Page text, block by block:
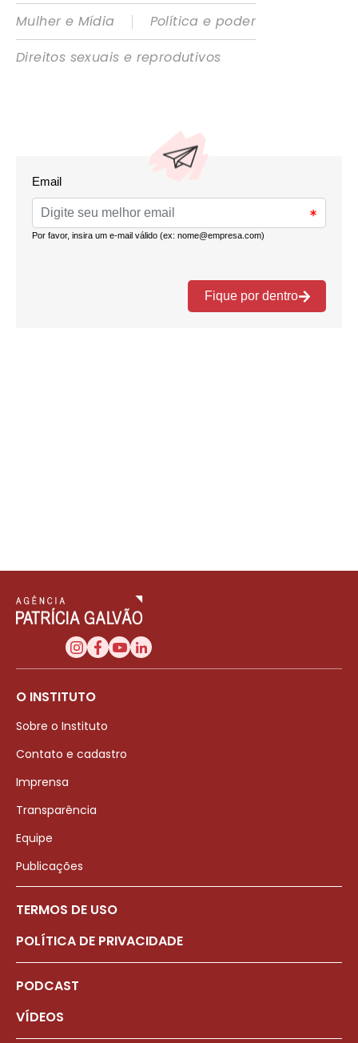
Mulher e Mídia
|
Política e poder
Direitos sexuais e reprodutivos
O INSTITUTO
Sobre o Instituto
Contato e cadastro
Imprensa
Transparência
Equipe
Publicações
TERMOS DE USO
POLÍTICA DE PRIVACIDADE
PODCAST
VÍDEOS